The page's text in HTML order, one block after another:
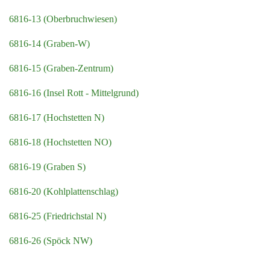
6816-13 (Oberbruchwiesen)
6816-14 (Graben-W)
6816-15 (Graben-Zentrum)
6816-16 (Insel Rott - Mittelgrund)
6816-17 (Hochstetten N)
6816-18 (Hochstetten NO)
6816-19 (Graben S)
6816-20 (Kohlplattenschlag)
6816-25 (Friedrichstal N)
6816-26 (Spöck NW)